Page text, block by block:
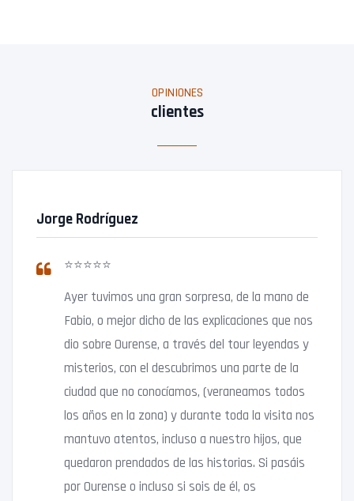
OPINIONES
clientes
Jorge Rodríguez
⭐⭐⭐⭐⭐
Ayer tuvimos una gran sorpresa, de la mano de
Fabio, o mejor dicho de las explicaciones que nos
dio sobre Ourense, a través del tour leyendas y
misterios, con el descubrimos una parte de la
ciudad que no conocíamos, (veraneamos todos
los años en la zona) y durante toda la visita nos
mantuvo atentos, incluso a nuestro hijos, que
quedaron prendados de las historias. Si pasáis
por Ourense o incluso si sois de él, os